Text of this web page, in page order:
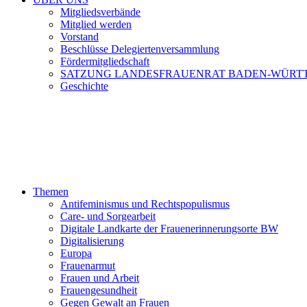
Mitgliedsverbände
Mitglied werden
Vorstand
Beschlüsse Delegiertenversammlung
Fördermitgliedschaft
SATZUNG LANDESFRAUENRAT BADEN-
Geschichte
Themen
Antifeminismus und Rechtspopulismus
Care- und Sorgearbeit
Digitale Landkarte der Frauenerinnerungsorte BW
Digitalisierung
Europa
Frauenarmut
Frauen und Arbeit
Frauengesundheit
Gegen Gewalt an Frauen